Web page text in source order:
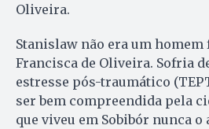
Oliveira.
Stanislaw não era um homem
Francisca de Oliveira. Sofria
estresse pós-traumático
ser bem compreendida pela
que viveu em Sobibór nunca o